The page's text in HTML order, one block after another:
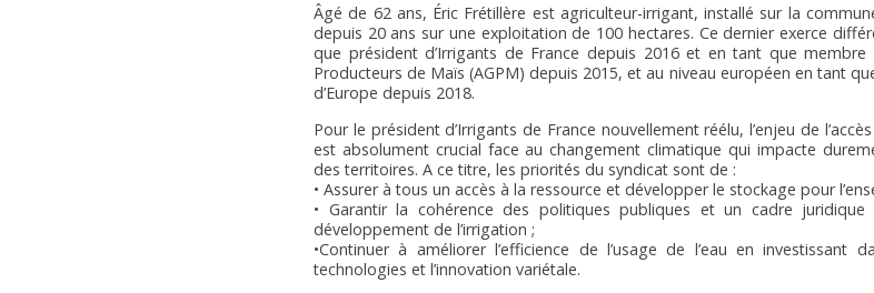
Âgé de 62 ans, Éric Frétillère est agriculteur-irrigant, installé sur la
depuis 20 ans sur une exploitation de 100 hectares. Ce dernier exerce
que président d’Irrigants de France depuis 2016 et en tant que membre
Producteurs de Maïs (AGPM) depuis 2015, et au niveau européen en tant
d’Europe depuis 2018.
Pour le président d’Irrigants de France nouvellement réélu, l’enjeu de
est absolument crucial face au changement climatique qui impacte
des territoires. A ce titre, les priorités du syndicat sont de :
• Assurer à tous un accès à la ressource et développer le stockage pour
• Garantir la cohérence des politiques publiques et un cadre
développement de l’irrigation ;
•Continuer à améliorer l’efficience de l’usage de l’eau en investissant
technologies et l’innovation variétale.